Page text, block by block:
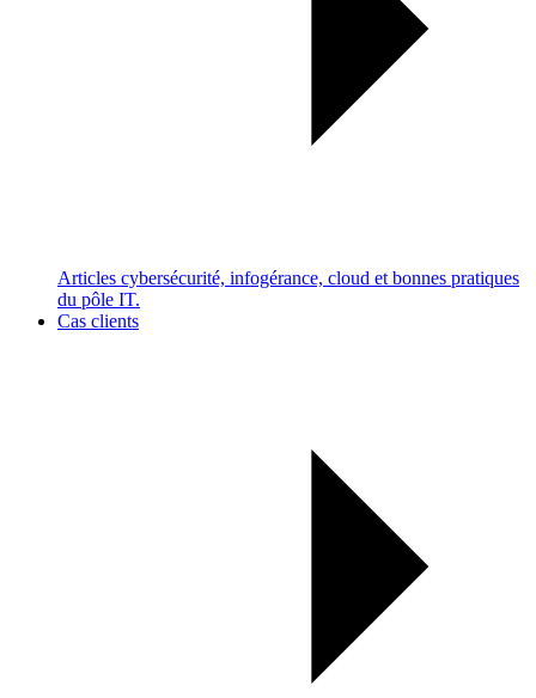
Articles cybersécurité, infogérance, cloud et bonnes pratiques
du pôle IT.
Cas clients